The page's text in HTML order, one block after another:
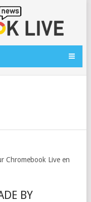
Chromebook Live en
BY